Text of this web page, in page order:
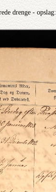
drenge - opslag: